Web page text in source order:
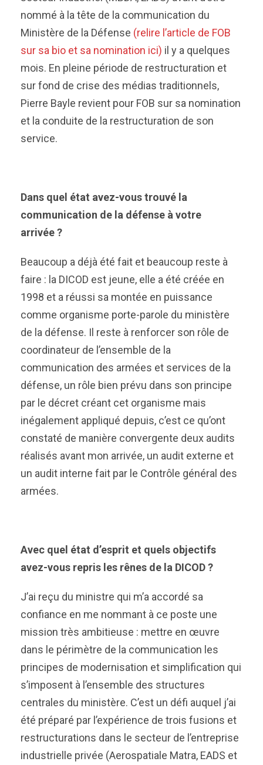
nommé à la tête de la communication du
Ministère de la Défense (relire l’article de FOB
sur sa bio et sa nomination ici) il y a quelques
mois. En pleine période de restructuration et
sur fond de crise des médias traditionnels,
Pierre Bayle revient pour FOB sur sa nomination
et la conduite de la restructuration de son
service.
Dans quel état avez-vous trouvé la
communication de la défense à votre
arrivée ?
Beaucoup a déjà été fait et beaucoup reste à
faire : la DICOD est jeune, elle a été créée en
1998 et a réussi sa montée en puissance
comme organisme porte-parole du ministère
de la défense. Il reste à renforcer son rôle de
coordinateur de l’ensemble de la
communication des armées et services de la
défense, un rôle bien prévu dans son principe
par le décret créant cet organisme mais
inégalement appliqué depuis, c’est ce qu’ont
constaté de manière convergente deux audits
réalisés avant mon arrivée, un audit externe et
un audit interne fait par le Contrôle général des
armées.
Avec quel état d’esprit et quels objectifs
avez-vous repris les rênes de la DICOD ?
J’ai reçu du ministre qui m’a accordé sa
confiance en me nommant à ce poste une
mission très ambitieuse : mettre en œuvre
dans le périmètre de la communication les
principes de modernisation et simplification qui
s’imposent à l’ensemble des structures
centrales du ministère. C’est un défi auquel j’ai
été préparé par l’expérience de trois fusions et
restructurations dans le secteur de l’entreprise
industrielle privée (Aerospatiale Matra, EADS et